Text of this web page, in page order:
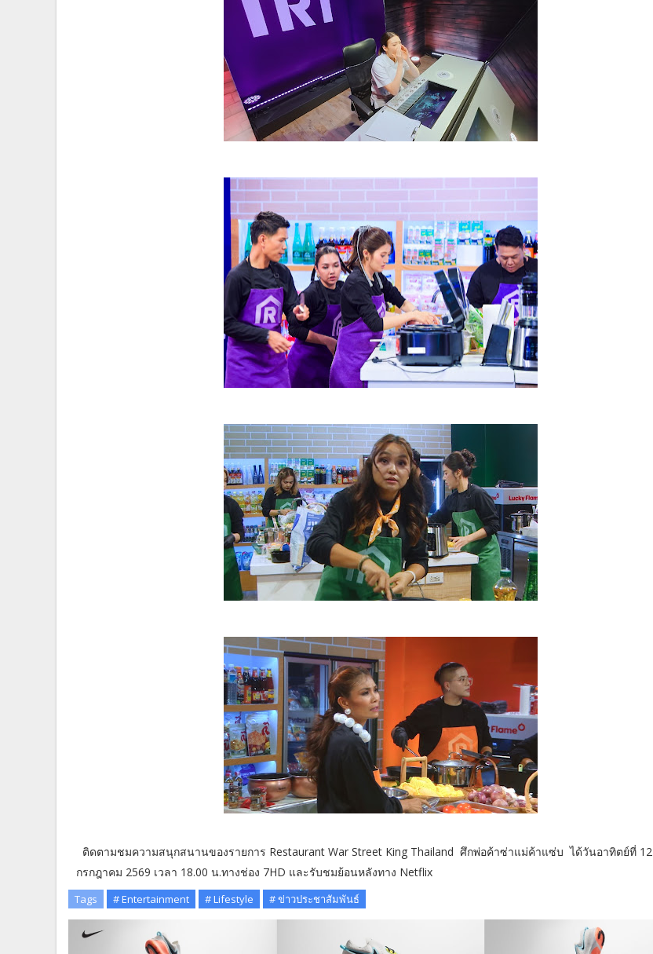
ติดตามชมความสนุกสนานของรายการ Restaurant War Street King Thailand ศึกพ่อค้าซ่าแม่ค้าแซ่บ ได้วันอาทิตย์ที่ 12
กรกฎาคม 2569 เวลา 18.00 น.ทางช่อง 7HD และรับชมย้อนหลังทาง Netflix
Tags # Entertainment # Lifestyle # ข่าวประชาสัมพันธ์